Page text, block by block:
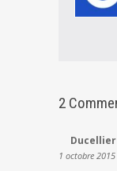
2
1 octobre 2015